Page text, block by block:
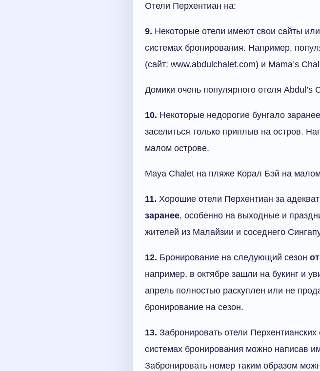
Отели Перхентиан на:
9. Некоторые отели имеют свои сайты
системах бронирования. Например,
(сайт: www.abdulchalet.com) и Mama’s
Домики очень популярного отеля Abdul’s
10. Некоторые недорогие бунгало
заселиться только приплыв на остров.
малом острове.
Maya Chalet на пляже Корал Бэй на
11. Хорошие отели Перхентиан за
заранее, особенно на выходные и
жителей из Малайзии и соседнего
12. Бронирование на следующий сезон
например, в октябре зашли на букинг и
апрель полностью раскуплен или не
бронирование на сезон.
13. Забронировать отели
системах бронирования можно написав
Забронировать номер таким образом